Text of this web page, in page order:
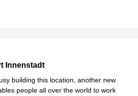
Innenstadt
Innenstadt
building this location, another new
people all over the world to work